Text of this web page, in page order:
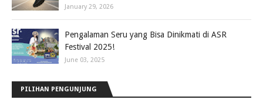
January 29, 2026
Pengalaman Seru yang Bisa Dinikmati di ASR
Festival 2025!
June 03, 2025
PILIHAN PENGUNJUNG